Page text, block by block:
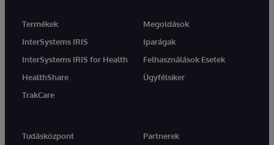
Termékek
InterSystems IRIS
InterSystems IRIS for Health
HealthShare
TrakCare
Megoldások
Iparágak
Felhasználások Esetek
Ügyfélsiker
Tudásközpont
Partnerek